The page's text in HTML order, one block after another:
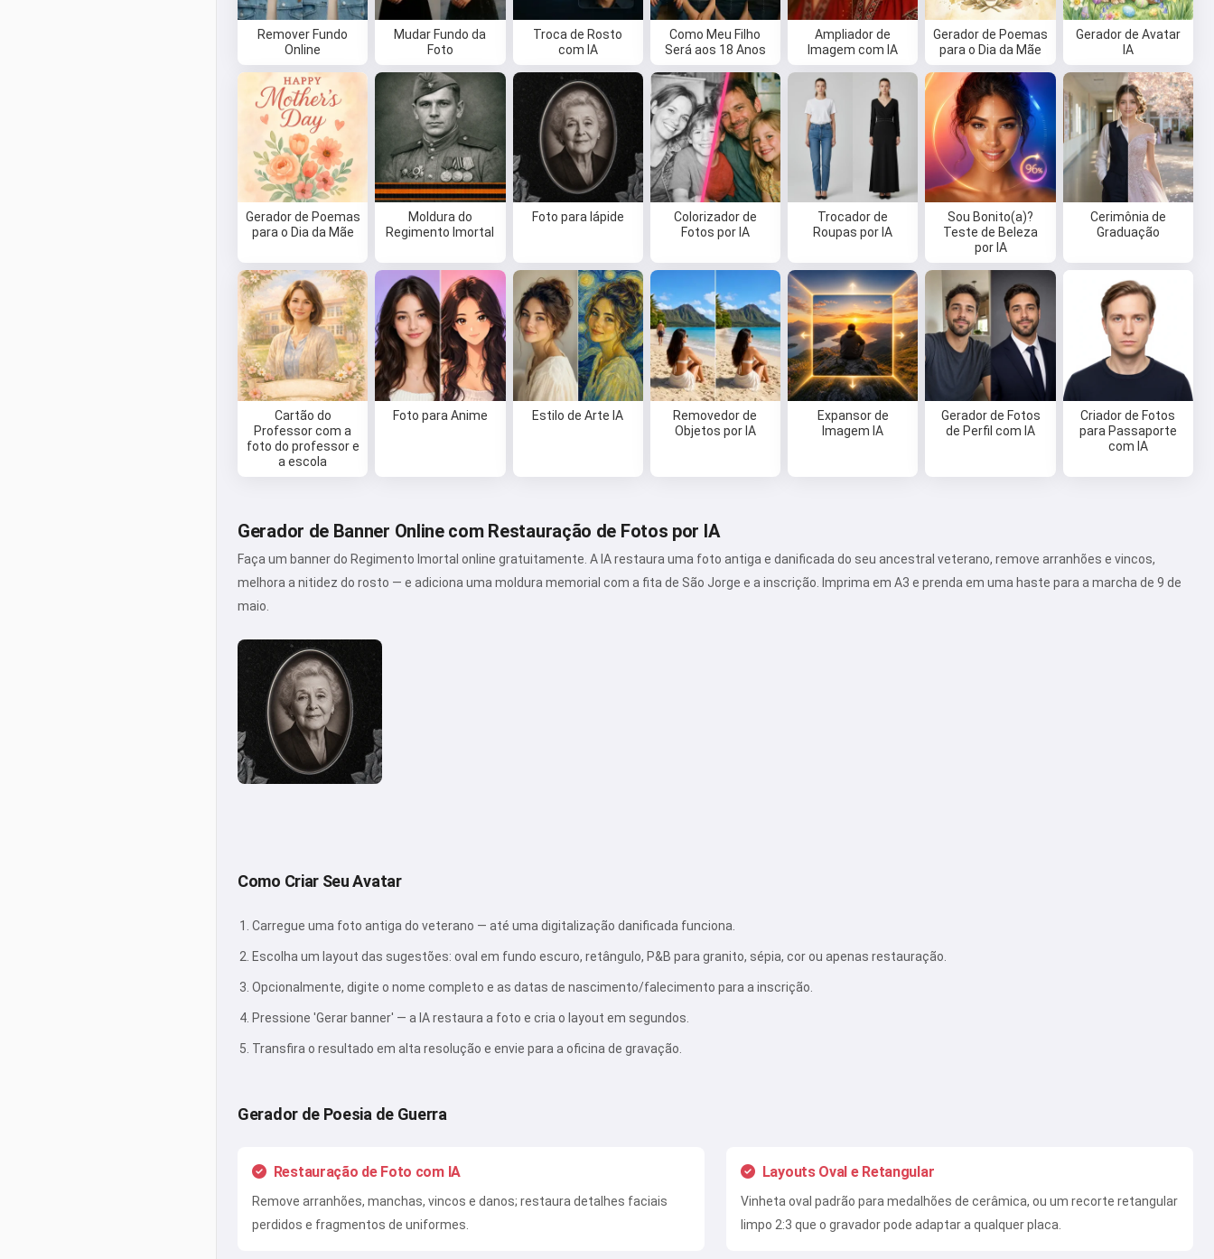
Remover Fundo
Online
Mudar Fundo da
Foto
Troca de Rosto
com IA
Como Meu Filho
Será aos 18 Anos
Ampliador de
Imagem com IA
Gerador de Poemas
para o Dia da Mãe
Gerador de Avatar
IA
Gerador de Poemas
para o Dia da Mãe
Moldura do
Regimento Imortal
Foto para lápide
Colorizador de
Fotos por IA
Trocador de
Roupas por IA
Sou Bonito(a)?
Teste de Beleza
por IA
Cerimônia de
Graduação
Cartão do
Professor com a
foto do professor e
a escola
Foto para Anime Estilo de Arte IA
Removedor de
Objetos por IA
Expansor de
Imagem IA
Gerador de Fotos
de Perfil com IA
Criador de Fotos
para Passaporte
com IA
Gerador de Banner Online com Restauração de Fotos por IA
Faça um banner do Regimento Imortal online gratuitamente. A IA restaura uma foto antiga e danificada do seu ancestral veterano, remove arranhões e vincos,
melhora a nitidez do rosto — e adiciona uma moldura memorial com a fita de São Jorge e a inscrição. Imprima em A3 e prenda em uma haste para a marcha de 9 de
maio.
Como Criar Seu Avatar
Carregue uma foto antiga do veterano — até uma digitalização danificada funciona.
Escolha um layout das sugestões: oval em fundo escuro, retângulo, P&B para granito, sépia, cor ou apenas restauração.
Opcionalmente, digite o nome completo e as datas de nascimento/falecimento para a inscrição.
Pressione 'Gerar banner' — a IA restaura a foto e cria o layout em segundos.
Transfira o resultado em alta resolução e envie para a oficina de gravação.
Gerador de Poesia de Guerra
Restauração de Foto com IA
Remove arranhões, manchas, vincos e danos; restaura detalhes faciais
perdidos e fragmentos de uniformes.
Layouts Oval e Retangular
Vinheta oval padrão para medalhões de cerâmica, ou um recorte retangular
limpo 2:3 que o gravador pode adaptar a qualquer placa.
Oi 👋
Eu posso criar músicas, escrever
poemas e mensagens de parabéns
🥰
Experimente grátis
Política de Privacidade ,
Política de reembolso